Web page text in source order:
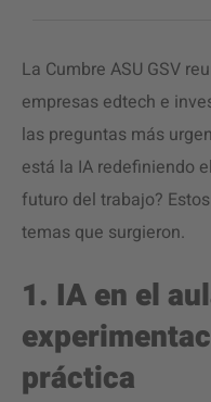
La Cumbre ASU GSV
empresas edtech e
las preguntas más
está la IA redefiniendo
futuro del trabajo?
temas que surgieron.
1. IA en el
práctica